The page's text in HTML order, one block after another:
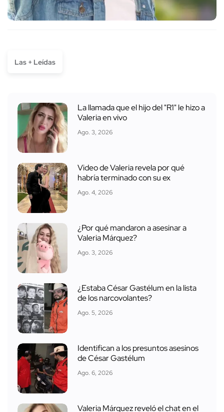
Las + Leídas
La llamada que el hijo del "R1" le hizo a
Valeria en vivo
Ago. 3, 2026
Video de Valeria revela por qué
habría terminado con su ex
Ago. 4, 2026
¿Por qué mandaron a asesinar a
Valeria Márquez?
Ago. 3, 2026
¿Estaba César Gastélum en la lista
de los narcovolantes?
Ago. 5, 2026
Identifican a los presuntos asesinos
de César Gastélum
Ago. 6, 2026
Valeria Márquez reveló el chat en el